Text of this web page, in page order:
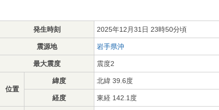
発生時刻 2025年12月31日 23時50分頃
震源地 岩手県沖
最大震度 震度2
位置
緯度 北緯 39.6度
経度 東経 142.1度